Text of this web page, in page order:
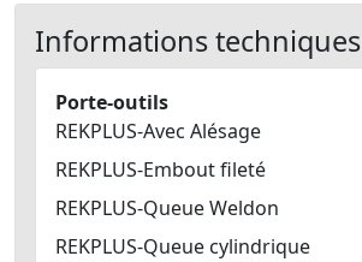
Informations techniques
Porte-outils
REKPLUS-Avec Alésage
REKPLUS-Embout fileté
REKPLUS-Queue Weldon
REKPLUS-Queue cylindrique